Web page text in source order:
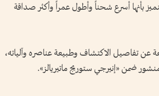
بأنها أسرع شحناً وأطول عمراً وأكثر صداقة
تفاصيل الاكتشاف وطبيعة عناصره وآلياته،
ضمن «إنيرجي ستوريج ماتيريالز».